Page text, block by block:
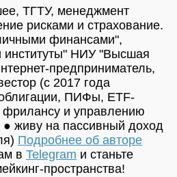
ТГТУ, менеджмент
рисками и страхование.
финансами",
НИУ "Высшая
предприниматель,
(с 2017 года
ПИФы, ETF-
и управлению
живу на пассивный доход
Подробнее об авторе
в Telegram и станьте
пространства!